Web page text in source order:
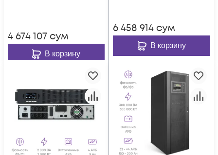
4 674 107 сум
В корзину
6 458 914 сум
В корзину